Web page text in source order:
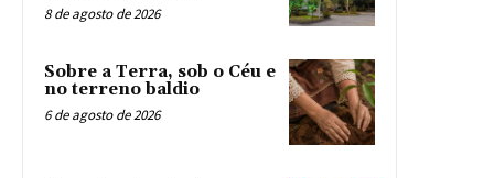
8 de agosto de 2026
Sobre a Terra, sob o Céu e
no terreno baldio
6 de agosto de 2026